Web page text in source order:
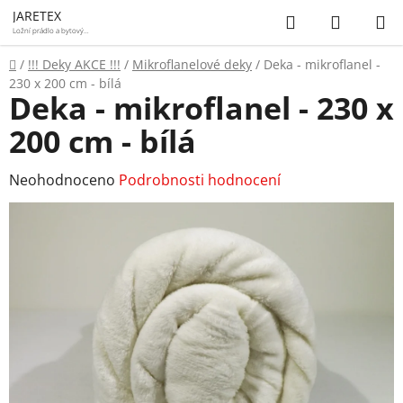
Přejít
na
obsah
JARETEX
Ložní prádlo a bytový
Hledat
KOŠÍK
Domů
/ !!! Deky AKCE !!! / Mikroflanelové deky / Deka - mikroflanel -
230 x 200 cm - bílá
Deka - mikroflanel - 230 x
200 cm - bílá
Průměrné
hodnocení
Neohodnoceno Podrobnosti hodnocení